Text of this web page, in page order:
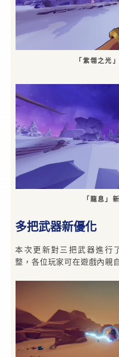
「紫翎之光
「龍息」
多把武器新優化
本次更新對三把武器進行
整，各位玩家可在遊戲內親